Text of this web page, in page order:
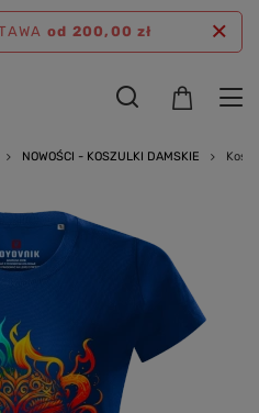
od 200,00 zł
NOWOŚCI - KOSZULKI DAMSKIE